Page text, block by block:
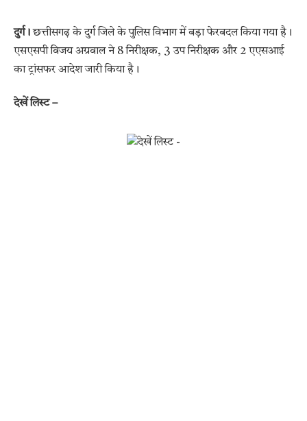
दुर्ग।छत्तीसगढ़ के दुर्ग जिले के पुलिस विभाग में बड़ा फेरबदल किया गया है।
एसएसपी विजय अग्रवाल ने 8 निरीक्षक, 3 उप निरीक्षक और 2 एएसआई
का ट्रांसफर आदेश जारी किया है।
देखें लिस्ट –